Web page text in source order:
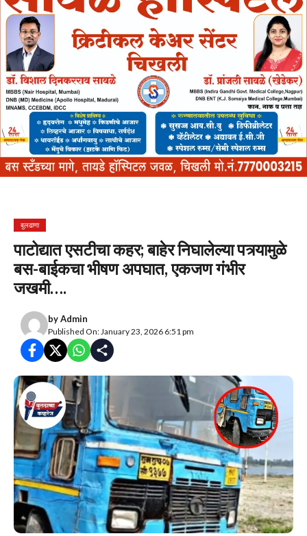
बुलढाणा
पाटोद्यात एसटीचा कहर; बाहेर निघालेल्या पत्र्यामुळे
बस-बाईकचा भीषण अपघात, एकजण गंभीर
जखमी….
byAdmin
Published On: January 23, 2026 6:51 pm